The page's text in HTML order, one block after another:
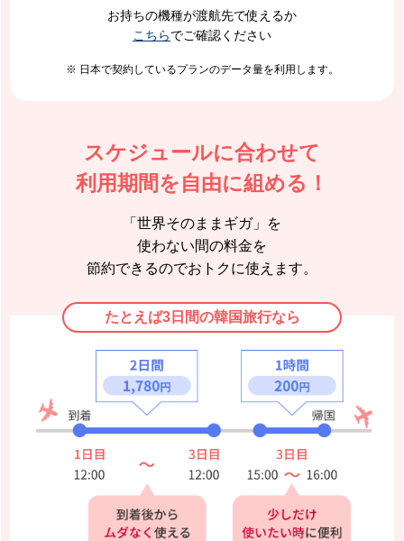
お持ちの機種が渡航先で使えるか
こちらでご確認ください
※ 日本で契約しているプランのデータ量を利用します。
スケジュールに合わせて
利用期間を自由に組める！
「世界そのままギガ」を
使わない間の料金を
節約できるのでおトクに使えます。
たとえば3日間の韓国旅行なら